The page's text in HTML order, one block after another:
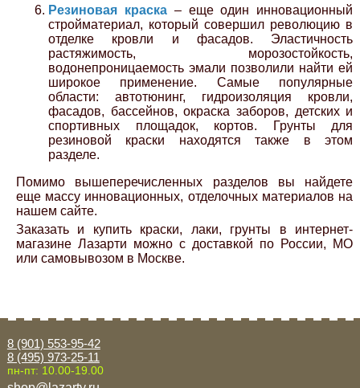
Резиновая краска– еще один инновационный
стройматериал, который совершил революцию в
отделке кровли и фасадов. Эластичность
растяжимость, морозостойкость,
водонепроницаемость эмали позволили найти ей
широкое применение. Самые популярные
области: автотюнинг, гидроизоляция кровли,
фасадов, бассейнов, окраска заборов, детских и
спортивных площадок, кортов. Грунты для
резиновой краски находятся также в этом
разделе.
Помимо вышеперечисленных разделов вы найдете
еще массу инновационных, отделочных материалов на
нашем сайте.
Заказать и купить краски, лаки, грунты в интернет-
магазине Лазарти можно с доставкой по России, МО
или самовывозом в Москве.
8 (901) 553-95-42
8 (495) 973-25-11
пн-пт: 10.00-19.00